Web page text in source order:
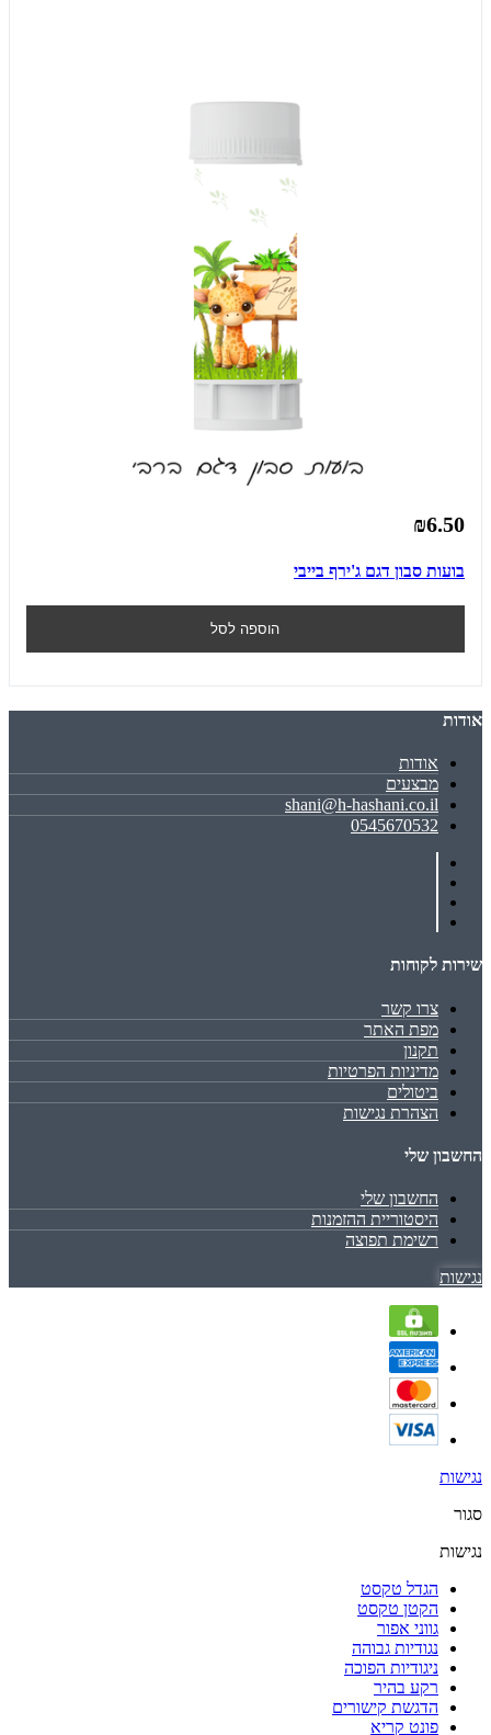
₪6.50
בועות סבון דגם ג'ירף בייבי
הוספה לסל
אודות
אודות
מבצעים
shani@h-hashani.co.il
0545670532
שירות לקוחות
צרו קשר
מפת האתר
תקנון
מדיניות הפרטיות
ביטולים
הצהרת נגישות
החשבון שלי
החשבון שלי
היסטוריית ההזמנות
רשימת תפוצה
נגישות
נגישות
סגור
נגישות
הגדל טקסט
הקטן טקסט
גווני אפור
נגודיות גבוהה
ניגודיות הפוכה
רקע בהיר
הדגשת קישורים
פונט קריא